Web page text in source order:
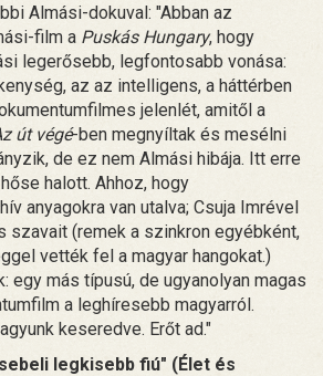
Almási-dokuval: "Abban az
film a Puskás Hungary, hogy
legerősebb, legfontosabb vonása:
az az intelligens, a háttérben
jelenlét, amitől a
út végé-ben megnyíltak és mesélni
de ez nem Almási hibája. Itt erre
halott. Ahhoz, hogy
anyagokra van utalva; Csuja Imrével
szavait (remek a szinkron egyébként,
vették fel a magyar hangokat.)
egy más típusú, de ugyanolyan magas
a leghíresebb magyarról.
keseredve. Erőt ad."
legkisebb fiú" (Élet és